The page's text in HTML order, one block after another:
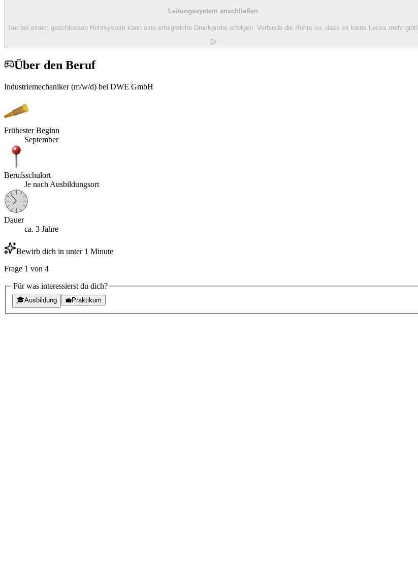
Leitungssystem anschließen
Nur bei einem geschlossen Rohrsystem kann eine erfolgreiche Druckprobe erfolgen. Verbinde die Rohre so, dass es keine Lecks mehr gibt!
Über den Beruf
Industriemechaniker (m/w/d) bei DWE GmbH
Frühester Beginn
September
Berufsschulort
Je nach Ausbildungsort
Dauer
ca. 3 Jahre
Bewirb dich in unter 1 Minute
Frage 1 von 4
Für was interessierst du dich?
🎓Ausbildung 💼Praktikum